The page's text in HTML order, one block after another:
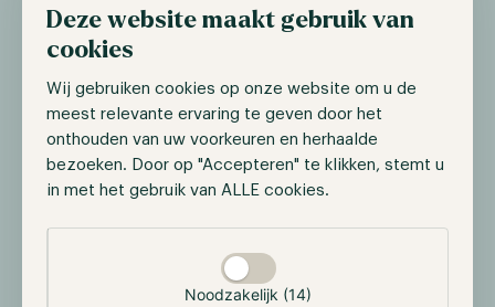
Deze website maakt gebruik van
cookies
Wij gebruiken cookies op onze website om u de
meest relevante ervaring te geven door het
onthouden van uw voorkeuren en herhaalde
bezoeken. Door op "Accepteren" te klikken, stemt u
in met het gebruik van ALLE cookies.
Noodzakelijk (14)
andere cryptocurrencies. Hierdoor hebben zij veel te
maken gekregen met kritiek, omdat de duurzaamheid
de toekomstige regelgeving op het gebied van
energie-efficientie met betrekking tot cryptocurrency,
vanwege de maatschappelijke overtuiging in een
duurzame toekomst. Een toename van de vervuiling
in de sector kan ertoe leiden dat regelgevers en
beleidsmakers tegen de sector optreden. Dit kan en
zal negatieve prestaties teweegbrengen. Hodl gaat
minder energie-efficiënte digitale activa niet uit de